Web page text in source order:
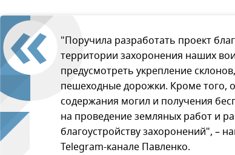
"Поручила разработать проект
территории захоронения наших
предусмотреть укрепление
пешеходные дорожки. Кроме того,
содержания могил и получения
на проведение земляных работ и
благоустройству захоронений", –
Telegram-канале Павленко.